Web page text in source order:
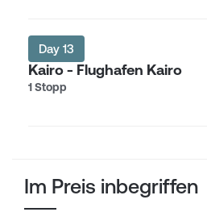
Day 13
Kairo - Flughafen Kairo
1 Stopp
Im Preis inbegriffen